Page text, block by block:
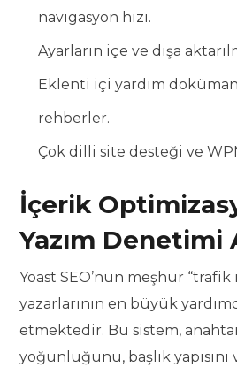
navigasyon hızı.
Ayarların içe ve dışa
Eklenti içi yardım
rehberler.
Çok dilli site desteği ve
İçerik
Yazım Denetimi
Yoast SEO’nun meşhur “trafik
yazarlarının en büyük
etmektedir. Bu sistem,
yoğunluğunu, başlık yapısını